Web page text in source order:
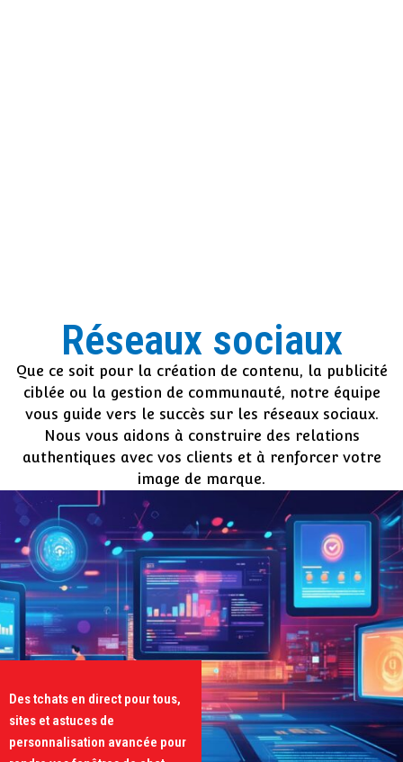
Réseaux sociaux
Que ce soit pour la création de contenu, la publicité
ciblée ou la gestion de communauté, notre équipe
vous guide vers le succès sur les réseaux sociaux.
Nous vous aidons à construire des relations
authentiques avec vos clients et à renforcer votre
image de marque.
Des tchats en direct pour tous,
sites et astuces de
personnalisation avancée pour